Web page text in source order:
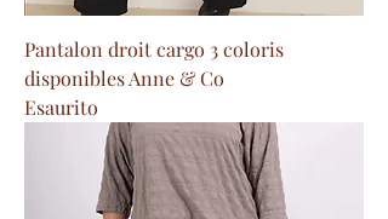
Pantalon droit cargo 3 coloris
disponibles Anne & Co
Esaurito